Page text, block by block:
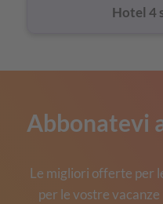
Hotel 4
Abbonatevi
Le migliori offerte per
per le vostre